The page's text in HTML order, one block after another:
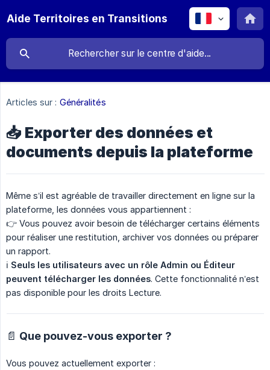
Aide Territoires en Transitions
Articles sur : Généralités
📥 Exporter des données et
documents depuis la plateforme
Même s’il est agréable de travailler directement en ligne sur la
plateforme, les données vous appartiennent :
👉 Vous pouvez avoir besoin de télécharger certains éléments
pour réaliser une restitution, archiver vos données ou préparer
un rapport.
ℹ️ Seuls les utilisateurs avec un rôle Admin ou Éditeur
peuvent télécharger les données. Cette fonctionnalité n’est
pas disponible pour les droits Lecture.
📄 Que pouvez-vous exporter ?
Vous pouvez actuellement exporter :